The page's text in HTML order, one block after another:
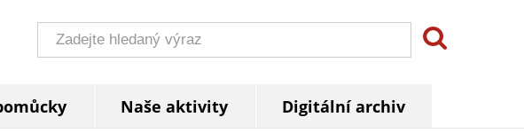
Naše aktivity Digitální archiv